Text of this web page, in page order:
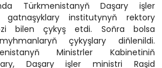
Türkmenistanyň Daşary işler
gatnaşyklary institutynyň rektory
bilen çykyş etdi. Soňra bolsa
çykyşlary diňlenildi.
Ministrler Kabinetiniň
Daşary işler ministri Raşid